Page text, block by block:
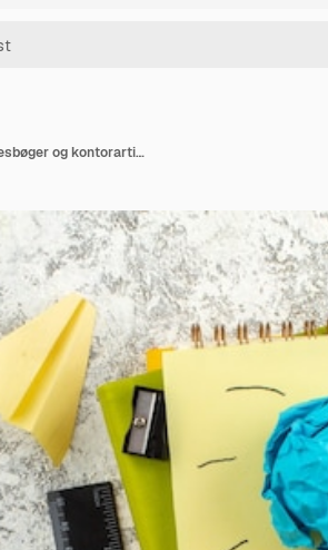
Overhead-visning af papirlyspære på lukkede spiralnotesbøger og kontorartikler i venstre side på hvid overflade